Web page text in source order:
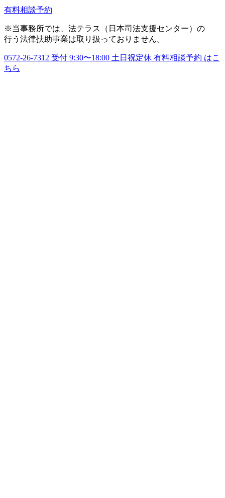
有料相談予約
※当事務所では、法テラス（日本司法支援センター）の
行う法律扶助事業は取り扱っておりません。
0572-26-7312 受付 9:30〜18:00 土日祝定休 有料相談予約 はこ
ちら